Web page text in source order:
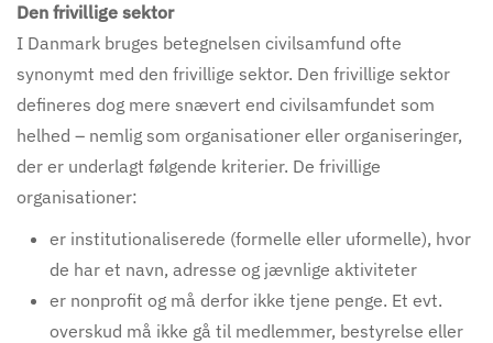
Den frivillige sektor
I Danmark bruges betegnelsen civilsamfund ofte
synonymt med den frivillige sektor. Den frivillige sektor
defineres dog mere snævert end civilsamfundet som
helhed – nemlig som organisationer eller organiseringer,
der er underlagt følgende kriterier. De frivillige
organisationer:
er institutionaliserede (formelle eller uformelle), hvor
de har et navn, adresse og jævnlige aktiviteter
er nonprofit og må derfor ikke tjene penge. Et evt.
overskud må ikke gå til medlemmer, bestyrelse eller